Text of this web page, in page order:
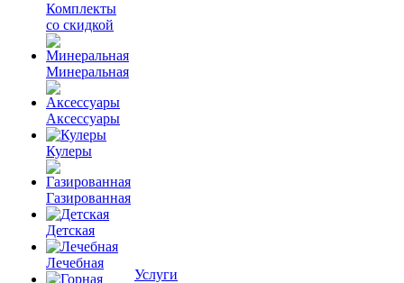
Комплекты
со скидкой
Минеральная
Аксессуары
Кулеры
Газированная
Детская
Лечебная
Услуги